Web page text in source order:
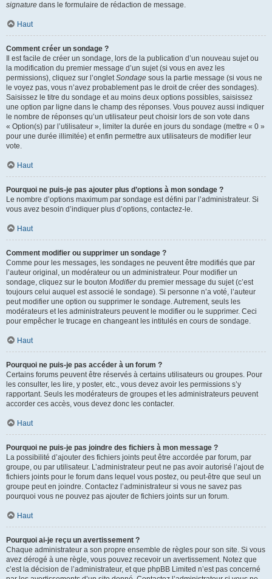
signature dans le formulaire de rédaction de message.
Haut
Comment créer un sondage ?
Il est facile de créer un sondage, lors de la publication d’un nouveau sujet ou
la modification du premier message d’un sujet (si vous en avez les
permissions), cliquez sur l’ongletSondage sous la partie message (si vous ne
le voyez pas, vous n’avez probablement pas le droit de créer des sondages).
Saisissez le titre du sondage et au moins deux options possibles, saisissez
une option par ligne dans le champ des réponses. Vous pouvez aussi indiquer
le nombre de réponses qu’un utilisateur peut choisir lors de son vote dans
« Option(s) par l’utilisateur », limiter la durée en jours du sondage (mettre « 0 »
pour une durée illimitée) et enfin permettre aux utilisateurs de modifier leur
vote.
Haut
Pourquoi ne puis-je pas ajouter plus d’options à mon sondage ?
Le nombre d’options maximum par sondage est défini par l’administrateur. Si
vous avez besoin d’indiquer plus d’options, contactez-le.
Haut
Comment modifier ou supprimer un sondage ?
Comme pour les messages, les sondages ne peuvent être modifiés que par
l’auteur original, un modérateur ou un administrateur. Pour modifier un
sondage, cliquez sur le bouton Modifierdu premier message du sujet (c’est
toujours celui auquel est associé le sondage). Si personne n’a voté, l’auteur
peut modifier une option ou supprimer le sondage. Autrement, seuls les
modérateurs et les administrateurs peuvent le modifier ou le supprimer. Ceci
pour empêcher le trucage en changeant les intitulés en cours de sondage.
Haut
Pourquoi ne puis-je pas accéder à un forum ?
Certains forums peuvent être réservés à certains utilisateurs ou groupes. Pour
les consulter, les lire, y poster, etc., vous devez avoir les permissions s’y
rapportant. Seuls les modérateurs de groupes et les administrateurs peuvent
accorder ces accès, vous devez donc les contacter.
Haut
Pourquoi ne puis-je pas joindre des fichiers à mon message ?
La possibilité d’ajouter des fichiers joints peut être accordée par forum, par
groupe, ou par utilisateur. L’administrateur peut ne pas avoir autorisé l’ajout de
fichiers joints pour le forum dans lequel vous postez, ou peut-être que seul un
groupe peut en joindre. Contactez l’administrateur si vous ne savez pas
pourquoi vous ne pouvez pas ajouter de fichiers joints sur un forum.
Haut
Pourquoi ai-je reçu un avertissement ?
Chaque administrateur a son propre ensemble de règles pour son site. Si vous
avez dérogé à une règle, vous pouvez recevoir un avertissement. Notez que
c’est la décision de l’administrateur, et que phpBB Limited n’est pas concerné